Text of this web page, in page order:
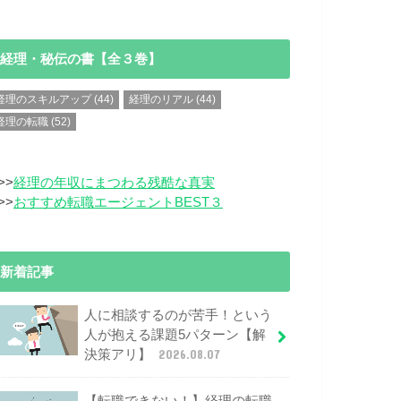
経理・秘伝の書【全３巻】
理のスキルアップ (44) 経理のリアル (44)
理の転職 (52)
経理の年収にまつわる残酷な真実
おすすめ転職エージェントBEST３
新着記事
人に相談するのが苦手！という
人が抱える課題5パターン【解
決策アリ】
2026.08.07